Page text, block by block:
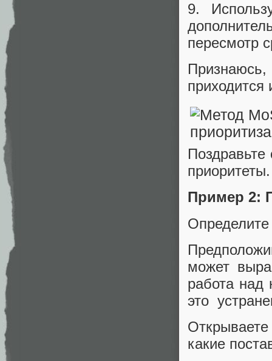
9.
пересмотр
Поздравьте
приоритеты.
Пример 2:
может
работа
это
какие